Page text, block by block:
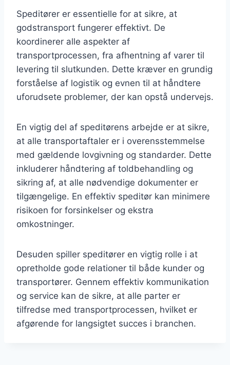
Speditører er essentielle for at sikre, at
godstransport fungerer effektivt. De
koordinerer alle aspekter af
transportprocessen, fra afhentning af varer til
levering til slutkunden. Dette kræver en grundig
forståelse af logistik og evnen til at håndtere
uforudsete problemer, der kan opstå undervejs.
En vigtig del af speditørens arbejde er at sikre,
at alle transportaftaler er i overensstemmelse
med gældende lovgivning og standarder. Dette
inkluderer håndtering af toldbehandling og
sikring af, at alle nødvendige dokumenter er
tilgængelige. En effektiv speditør kan minimere
risikoen for forsinkelser og ekstra
omkostninger.
Desuden spiller speditører en vigtig rolle i at
opretholde gode relationer til både kunder og
transportører. Gennem effektiv kommunikation
og service kan de sikre, at alle parter er
tilfredse med transportprocessen, hvilket er
afgørende for langsigtet succes i branchen.